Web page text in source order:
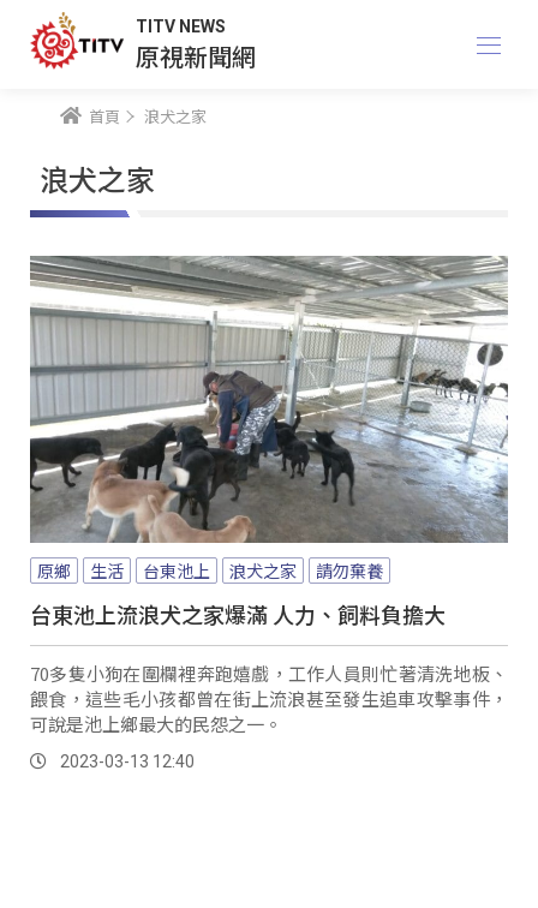
TITV NEWS
原視新聞網
首頁 浪犬之家
浪犬之家
原鄉 生活 台東池上 浪犬之家 請勿棄養
台東池上流浪犬之家爆滿 人力、飼料負擔大
70多隻小狗在圍欄裡奔跑嬉戲，工作人員則忙著清洗地板、
餵食，這些毛小孩都曾在街上流浪甚至發生追車攻擊事件，
可說是池上鄉最大的民怨之一。
2023-03-13 12:40